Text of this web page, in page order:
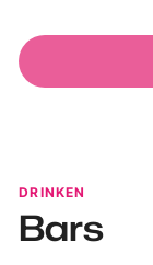
DRINKEN
Bars